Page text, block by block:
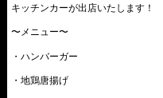
キッチンカーが出店いたします！
〜メニュー〜
・ハンバーガー
・地鶏唐揚げ